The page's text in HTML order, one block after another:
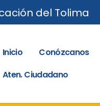
del Tolima
Inicio Conózcanos
Aten. Ciudadano